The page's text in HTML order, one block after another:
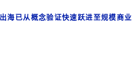
海已从概念验证快速跃进至规模商业